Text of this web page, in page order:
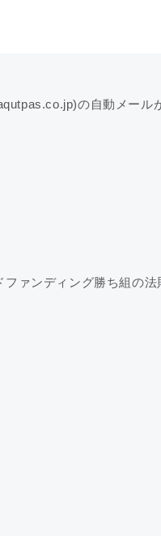
の自動メール
ァンディング勝ち組の法